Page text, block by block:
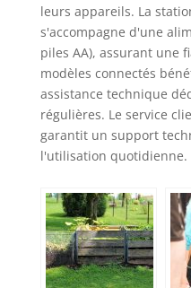
leurs appareils. La
s'accompagne d'une
piles AA), assurant une
modèles connectés
assistance technique
régulières. Le service
garantit un support
l'utilisation quotidienne.